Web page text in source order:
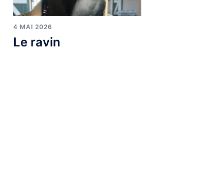
4 MAI 2026
Le ravin